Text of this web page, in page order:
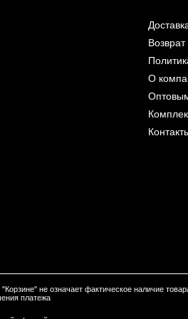
О
не означает фактическое наличие
платежа